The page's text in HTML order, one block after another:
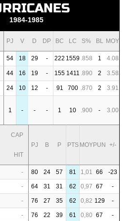
1984-1985
PJ V D DP BC LC S% BL MOY
54 18 29 - 222 1559 .858 1 4.08
44 16 19 - 155 1411 .890 2 3.58
24 10 12 - 91 700 .870 2 3.91
1 - - - 1 10 .900 - 3.00
CAP
HIT
PJ B P PTS MOYPUN +/-
- 80 24 57 81 1,01 66 -23
- 64 31 31 62 0,97 67 -
- 76 27 35 62 0,82 129 -
- 76 22 39 61 0,80 67 -